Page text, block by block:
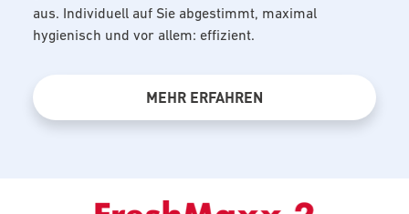
aus. Individuell auf Sie abgestimmt, maximal
hygienisch und vor allem: effizient.
MEHR ERFAHREN